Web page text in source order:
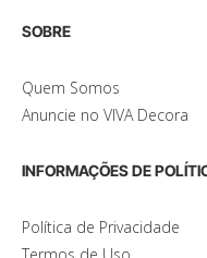
SOBRE
Quem Somos
Anuncie no VIVA Decora
INFORMAÇÕES DE
Política de Privacidade
Termos de Uso